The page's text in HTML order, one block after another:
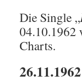
Die Single „
04.10.1962
Charts.
26.11.1962